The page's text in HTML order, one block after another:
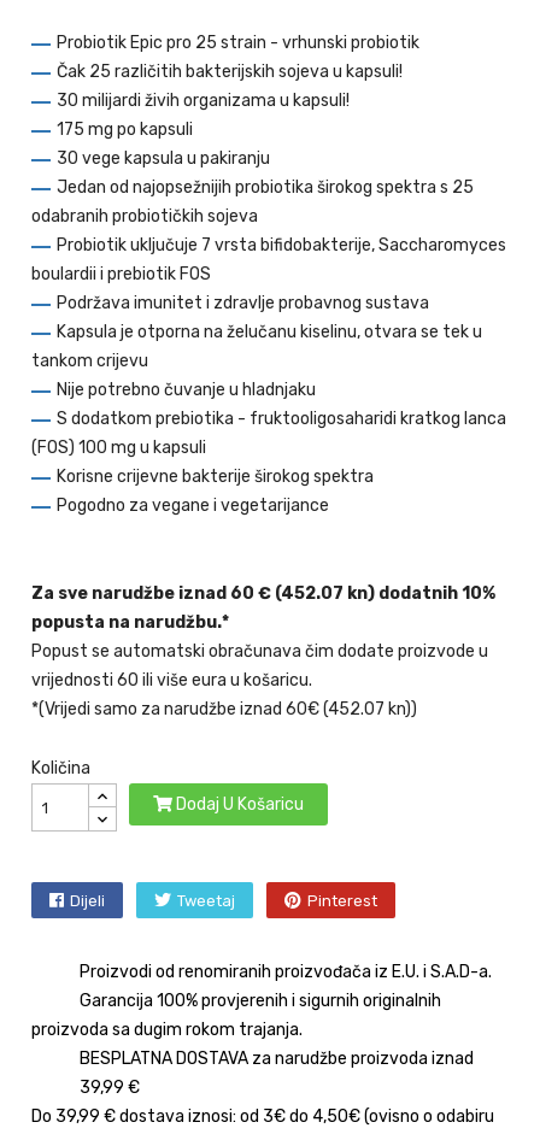
Probiotik Epic pro 25 strain - vrhunski probiotik
Čak 25 različitih bakterijskih sojeva u kapsuli!
30 milijardi živih organizama u kapsuli!
175 mg po kapsuli
30 vege kapsula u pakiranju
Jedan od najopsežnijih probiotika širokog spektra s 25
odabranih probiotičkih sojeva
Probiotik uključuje 7 vrsta bifidobakterije, Saccharomyces
boulardii i prebiotik FOS
Podržava imunitet i zdravlje probavnog sustava
Kapsula je otporna na želučanu kiselinu, otvara se tek u
tankom crijevu
Nije potrebno čuvanje u hladnjaku
S dodatkom prebiotika - fruktooligosaharidi kratkog lanca
(FOS) 100 mg u kapsuli
Korisne crijevne bakterije širokog spektra
Pogodno za vegane i vegetarijance
Za sve narudžbe iznad 60 € (452.07 kn) dodatnih 10%
popusta na narudžbu.*
Popust se automatski obračunava čim dodate proizvode u
vrijednosti 60 ili više eura u košaricu.
*(Vrijedi samo za narudžbe iznad 60€ (452.07 kn))
Količina
Dodaj U Košaricu
Dijeli Tweetaj Pinterest
Proizvodi od renomiranih proizvođača iz E.U. i S.A.D-a.
Garancija 100% provjerenih i sigurnih originalnih
proizvoda sa dugim rokom trajanja.
BESPLATNA DOSTAVA za narudžbe proizvoda iznad
39,99 €
Do 39,99 € dostava iznosi: od 3€ do 4,50€ (ovisno o odabiru